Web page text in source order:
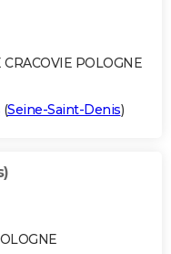
POLOGNE
(Seine-Saint-Denis)